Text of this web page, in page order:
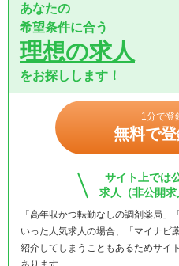
あなたの
希望条件に合う
理想の求人
をお探しします！
1分で登
無料で登
サイト上では
求人（非公開
「高年収かつ転勤なしの調剤薬局」
いった人気求人の場合、「マイナビ
紹介してしまうこともあるためサイ